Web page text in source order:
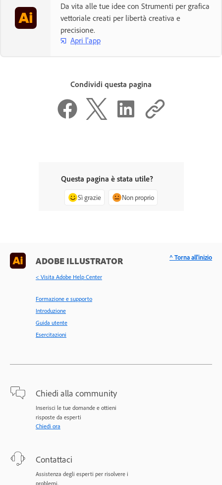
Da vita alle tue idee con Strumenti per grafica
vettoriale creati per libertà creativa e
precisione.
Apri l'app
Condividi questa pagina
Questa pagina è stata utile?
Sì grazie Non proprio
ADOBE ILLUSTRATOR
< Visita Adobe Help Center
Formazione e supporto
Introduzione
Guida utente
Esercitazioni
Chiedi alla community
Inserisci le tue domande e ottieni
risposte da esperti
Chiedi ora
Contattaci
Assistenza degli esperti per risolvere i
problemi.
^ Torna all'inizio